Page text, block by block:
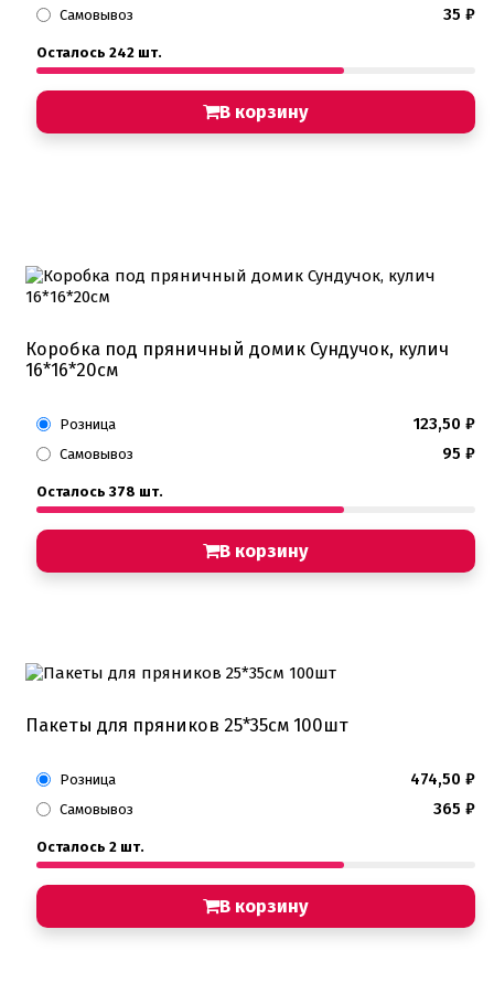
Глазурь для кондитеров
Шоколад для кондитеров
Электроника
Самовывоз 35 ₽
Осталось 242 шт.
В корзину
Коробка под пряничный домик Сундучок, кулич
16*16*20см
Розница 123,50 ₽
Самовывоз 95 ₽
Осталось 378 шт.
В корзину
Пакеты для пряников 25*35см 100шт
Розница 474,50 ₽
Самовывоз 365 ₽
Осталось 2 шт.
В корзину